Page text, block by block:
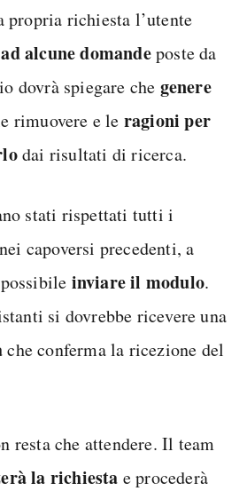
richiesta l’utente
alcune domandeposte da
dovrà spiegare che genere
rimuovere e le ragioni per
dai risultati di ricerca.
stati rispettati tutti i
capoversi precedenti, a
inviare il modulo.
si dovrebbe ricevere una
che conferma la ricezione del
resta che attendere. Il team
la richiesta e procederà